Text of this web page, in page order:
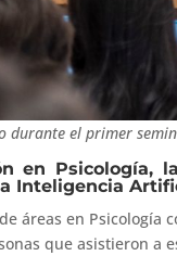
durante el primer
en Psicología,
Inteligencia
áreas en Psicología
que asistieron a